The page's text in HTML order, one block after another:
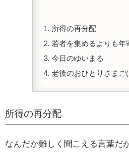
所得の再分配
若者を集めるよりも年
今日のゆいまる
老後のおひとりさまご
所得の再分配
なんだか難しく聞こえる言葉だ